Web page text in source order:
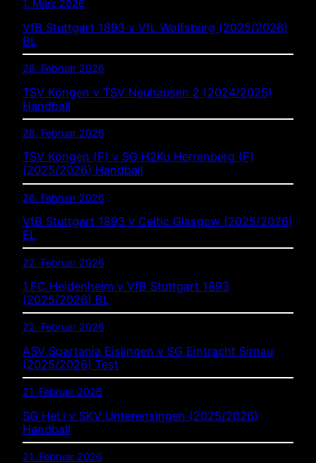
1. März 2026
VfB Stuttgart 1893 v VfL Wolfsburg (2025/2026)
BL
28. Februar 2026
TSV Köngen v TSV Neuhausen 2 (2024/2025)
Handball
28. Februar 2026
TSV Köngen (F) v SG H2Ku Herrenberg (F)
(2025/2026) Handball
26. Februar 2026
VfB Stuttgart 1893 v Celtic Glasgow (2025/2026)
EL
22. Februar 2026
1.FC Heidenheim v VfB Stuttgart 1893
(2025/2026) BL
22. Februar 2026
ASV Spartania Eislingen v SG Eintracht Sirnau
(2025/2026) Test
21. Februar 2026
SG HeLi v SKV Unterensingen (2025/2026)
Handball
21. Februar 2026